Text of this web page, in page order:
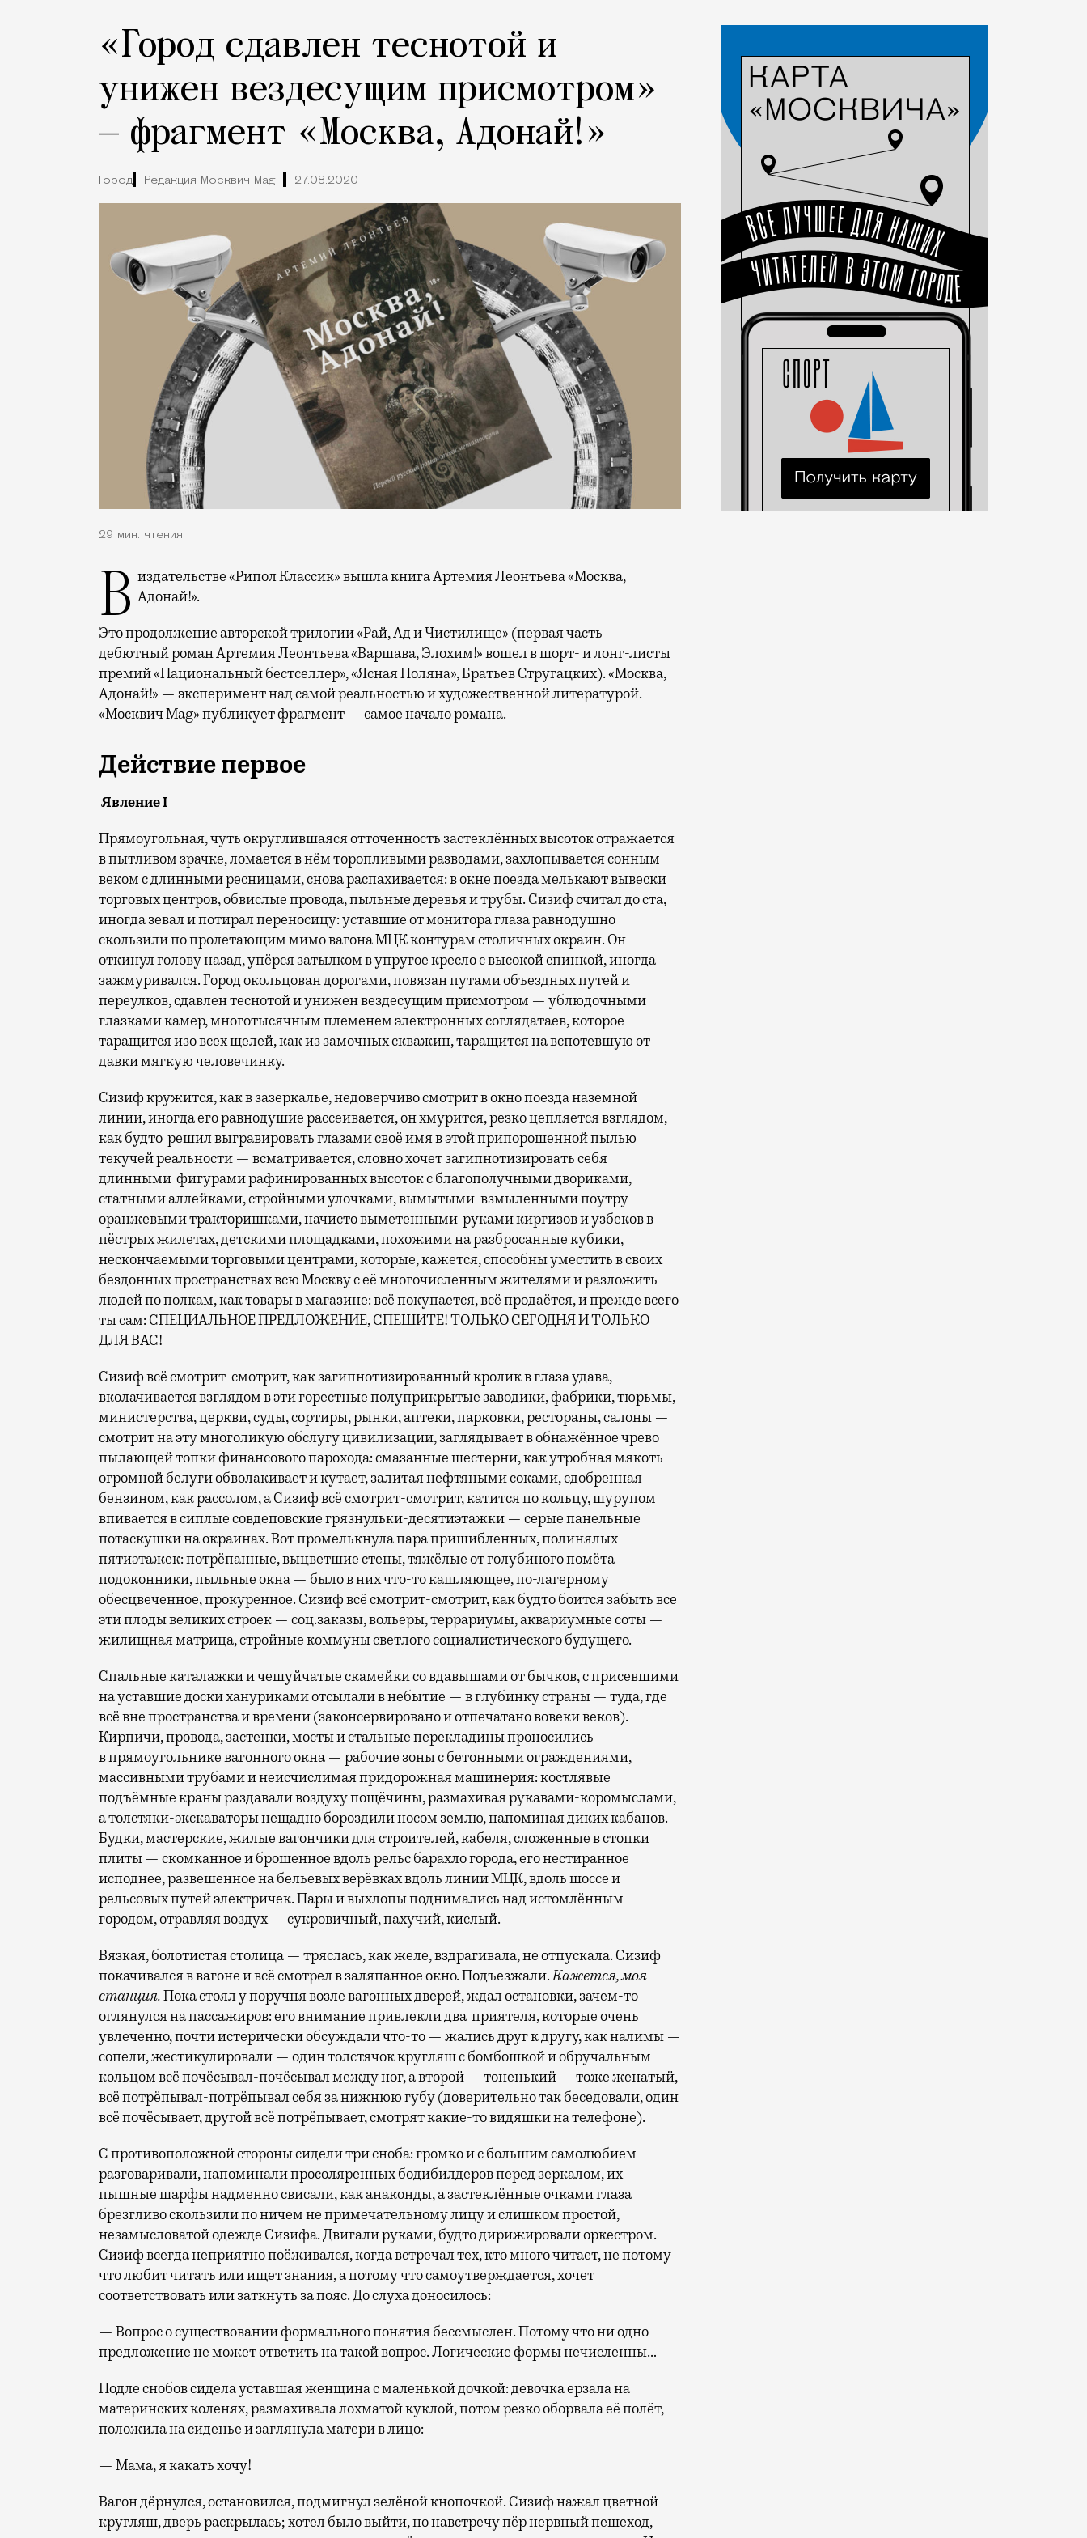
«Город сдавлен теснотой и
унижен вездесущим присмотром»
— фрагмент «Москва, Адонай!»
Город Редакция Москвич Mag 27.08.2020
29 мин. чтения
В издательстве «Рипол Классик» вышла книга Артемия Леонтьева «Москва, Адонай!».
Это продолжение авторской трилогии «Рай, Ад и Чистилище» (первая часть —
дебютный роман Артемия Леонтьева «Варшава, Элохим!» вошел в шорт- и лонг-листы
премий «Национальный бестселлер», «Ясная Поляна», Братьев Стругацких). «Москва,
Адонай!» — эксперимент над самой реальностью и художественной литературой.
«Москвич Mag» публикует фрагмент — самое начало романа.
Действие первое
ЯвлениеI
Прямоугольная, чуть округлившаяся отточенность застеклённых высоток отражается
в пытливом зрачке, ломается в нём торопливыми разводами, захлопывается сонным
веком с длинными ресницами, снова распахивается: в окне поезда мелькают вывески
торговых центров, обвислые провода, пыльные деревья и трубы. Сизиф считал до ста,
иногда зевал и потирал переносицу: уставшие от монитора глаза равнодушно
скользили по пролетающим мимо вагона МЦК контурам столичных окраин. Он
откинул голову назад, упёрся затылком в упругое кресло с высокой спинкой, иногда
зажмуривался. Город окольцован дорогами, повязан путами объездных путей и
переулков, сдавлен теснотой и унижен вездесущим присмотром — ублюдочными
глазками камер, многотысячным племенем электронных соглядатаев, которое
таращится изо всех щелей, как из замочных скважин, таращится на вспотевшую от
давки мягкую человечинку.
Сизиф кружится, как в зазеркалье, недоверчиво смотрит в окно поезда наземной
линии, иногда его равнодушие рассеивается, он хмурится, резко цепляется взглядом,
как будто решил выгравировать глазами своё имя в этой припорошенной пылью
текучей реальности — всматривается, словно хочет загипнотизировать себя
длинными фигурами рафинированных высоток с благополучными двориками,
статными аллейками, стройными улочками, вымытыми-взмыленными поутру
оранжевыми тракторишками, начисто выметенными руками киргизов и узбеков в
пёстрых жилетах, детскими площадками, похожими на разбросанные кубики,
нескончаемыми торговыми центрами, которые, кажется, способны уместить в своих
бездонных пространствах всю Москву с её многочисленным жителями и разложить
людей по полкам, как товары в магазине: всё покупается, всё продаётся, и прежде всего
ты сам: СПЕЦИАЛЬНОЕ ПРЕДЛОЖЕНИЕ, СПЕШИТЕ! ТОЛЬКО СЕГОДНЯ И ТОЛЬКО
ДЛЯ ВАС!
Сизиф всё смотрит-смотрит, как загипнотизированный кролик в глаза удава,
вколачивается взглядом в эти горестные полуприкрытые заводики, фабрики, тюрьмы,
министерства, церкви, суды, сортиры, рынки, аптеки, парковки, рестораны, салоны —
смотрит на эту многоликую обслугу цивилизации, заглядывает в обнажённое чрево
пылающей топки финансового парохода: смазанные шестерни, как утробная мякоть
огромной белуги обволакивает и кутает, залитая нефтяными соками, сдобренная
бензином, как рассолом, а Сизиф всё смотрит-смотрит, катится по кольцу, шурупом
впивается в сиплые совдеповские грязнульки-десятиэтажки — серые панельные
потаскушки на окраинах. Вот промелькнула пара пришибленных, полинялых
пятиэтажек: потрёпанные, выцветшие стены, тяжёлые от голубиного помёта
подоконники, пыльные окна — было в них что-то кашляющее, по-лагерному
обесцвеченное, прокуренное. Сизиф всё смотрит-смотрит, как будто боится забыть все
эти плоды великих строек — соц.заказы, вольеры, террариумы, аквариумные соты —
жилищная матрица, стройные коммуны светлого социалистического будущего.
Спальные каталажки и чешуйчатые скамейки со вдавышами от бычков, с присевшими
на уставшие доски хануриками отсылали в небытие — в глубинку страны — туда, где
всё вне пространства и времени (законсервировано и отпечатано вовеки веков).
Кирпичи, провода, застенки, мосты и стальные перекладины проносились
в прямоугольнике вагонного окна — рабочие зоны с бетонными ограждениями,
массивными трубами и неисчислимая придорожная машинерия: костлявые
подъёмные краны раздавали воздуху пощёчины, размахивая рукавами-коромыслами,
а толстяки-экскаваторы нещадно бороздили носом землю, напоминая диких кабанов.
Будки, мастерские, жилые вагончики для строителей, кабеля, сложенные в стопки
плиты — скомканное и брошенное вдоль рельс барахло города, его нестиранное
исподнее, развешенное на бельевых верёвках вдоль линии МЦК, вдоль шоссе и
рельсовых путей электричек. Пары и выхлопы поднимались над истомлённым
городом, отравляя воздух — сукровичный, пахучий, кислый.
Вязкая, болотистая столица — тряслась, как желе, вздрагивала, не отпускала. Сизиф
покачивался в вагоне и всё смотрел в заляпанное окно. Подъезжали.Кажется, моя
станция.Пока стоял у поручня возле вагонных дверей, ждал остановки, зачем-то
оглянулся на пассажиров: его внимание привлекли два приятеля, которые очень
увлеченно, почти истерически обсуждали что-то — жались друг к другу, как налимы —
сопели, жестикулировали — один толстячок кругляш с бомбошкой и обручальным
кольцом всё почёсывал-почёсывал между ног, а второй — тоненький — тоже женатый,
всё потрёпывал-потрёпывал себя за нижнюю губу (доверительно так беседовали, один
всё почёсывает, другой всё потрёпывает, смотрят какие-то видяшки на телефоне).
С противоположной стороны сидели три сноба: громко и с большим самолюбием
разговаривали, напоминали просоляренных бодибилдеров перед зеркалом, их
пышные шарфы надменно свисали, как анаконды, а застеклённые очками глаза
брезгливо скользили по ничем не примечательному лицу и слишком простой,
незамысловатой одежде Сизифа. Двигали руками, будто дирижировали оркестром.
Сизиф всегда неприятно поёживался, когда встречал тех, кто много читает, не потому
что любит читать или ищет знания, а потому что самоутверждается, хочет
соответствовать или заткнуть за пояс. До слуха доносилось:
— Вопрос о существовании формального понятия бессмыслен. Потому что ни одно
предложение не может ответить на такой вопрос. Логические формы нечисленны…
Подле снобов сидела уставшая женщина с маленькой дочкой: девочка ерзала на
материнских коленях, размахивала лохматой куклой, потом резко оборвала её полёт,
положила на сиденье и заглянула матери в лицо:
— Мама, я какать хочу!
Вагон дёрнулся, остановился, подмигнул зелёной кнопочкой. Сизиф нажал цветной
кругляш, дверь раскрылась; хотел было выйти, но навстречу пёр нервный пешеход,